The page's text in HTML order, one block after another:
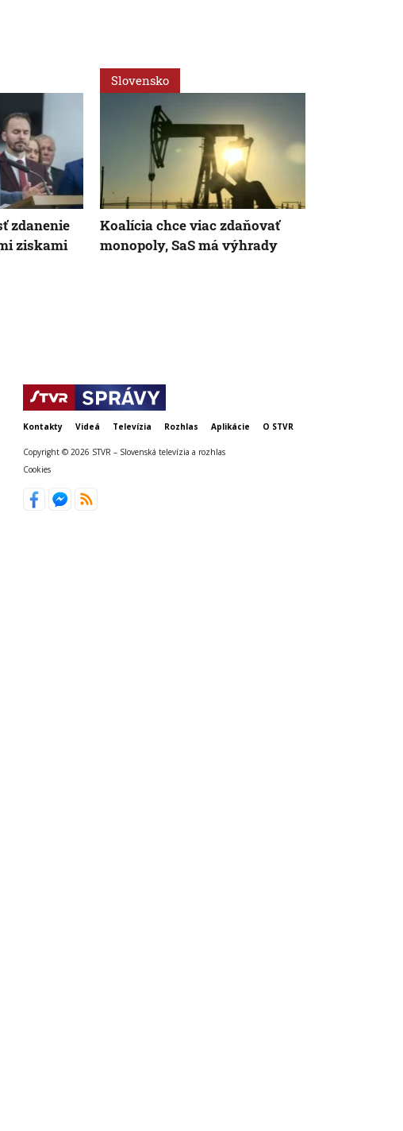
zdanenie
ziskami
Slovensko
Koalícia chce viac zdaňovať
monopoly, SaS má výhrady
Kontakty Videá Televízia Rozhlas Aplikácie O STVR
Copyright © 2026 STVR – Slovenská televízia a rozhlas
Cookies